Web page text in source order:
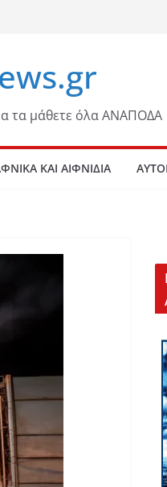
τα μάθετε όλα ΑΝΑΠΟΔΑ
ΚΑΙ ΑΙΦΝΙΔΙΑ